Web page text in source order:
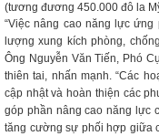
(tương đương 450.000 đô la
“Việc nâng cao năng lực
lượng xung kích phòng,
Ông Nguyễn Văn Tiến, Phó
thiên tai, nhấn mạnh. “Các
cập nhật và hoàn thiện các
góp phần nâng cao năng lực
tăng cường sự phối hợp giữa